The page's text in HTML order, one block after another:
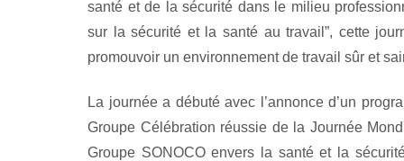
santé et de la sécurité dans le milieu
sur la sécurité et la santé au travail”, cette
promouvoir un environnement de travail sûr et
La journée a débuté avec l’annonce d’un
Groupe Célébration réussie de la Journée
Groupe SONOCO envers la santé et la